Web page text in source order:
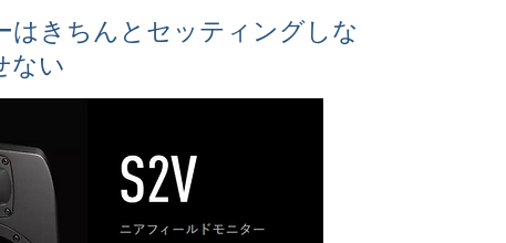
はきちんとセッティングしな
ない